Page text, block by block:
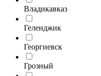
Владикавказ
Геленджик
Георгиевск
Грозный